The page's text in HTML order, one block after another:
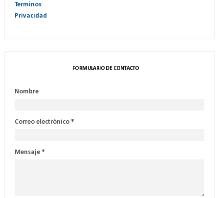
Terminos
Privacidad
FORMULARIO DE CONTACTO
Nombre
Correo electrónico *
Mensaje *